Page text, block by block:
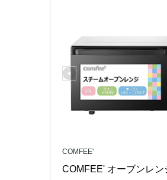
COMFEE'
COMFEE' オーブンレン